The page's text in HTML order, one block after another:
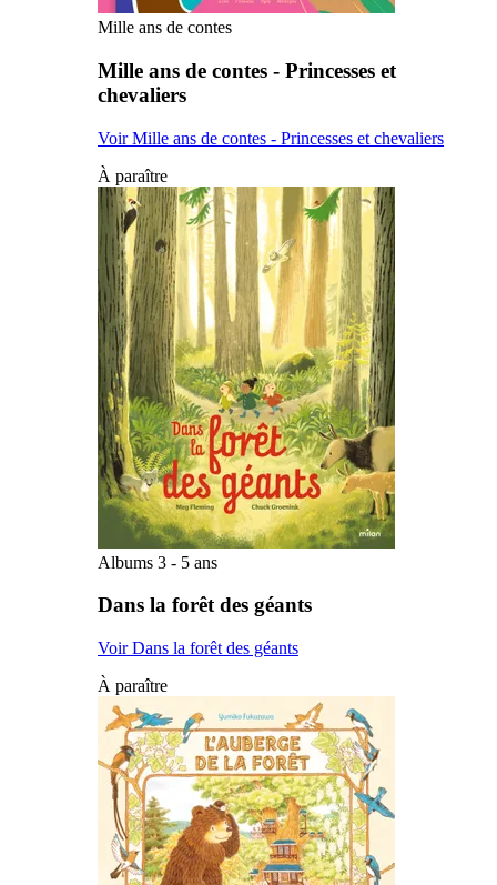
Mille ans de contes
Mille ans de contes - Princesses et
chevaliers
Voir Mille ans de contes - Princesses et chevaliers
À paraître
Albums 3 - 5 ans
Dans la forêt des géants
Voir Dans la forêt des géants
À paraître